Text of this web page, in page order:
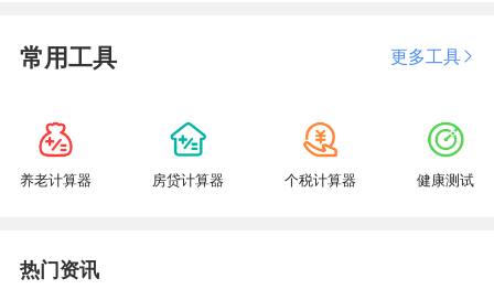
常用工具 更多工具
养老计算器 房贷计算器 个税计算器 健康测试
热门资讯